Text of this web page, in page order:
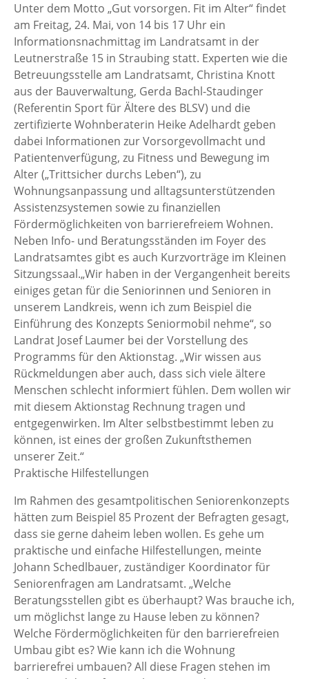
Unter dem Motto „Gut vorsorgen. Fit im Alter“ findet
am Freitag, 24. Mai, von 14 bis 17 Uhr ein
Informationsnachmittag im Landratsamt in der
Leutnerstraße 15 in Straubing statt. Experten wie die
Betreuungsstelle am Landratsamt, Christina Knott
aus der Bauverwaltung, Gerda Bachl-Staudinger
(Referentin Sport für Ältere des BLSV) und die
zertifizierte Wohnberaterin Heike Adelhardt geben
dabei Informationen zur Vorsorgevollmacht und
Patientenverfügung, zu Fitness und Bewegung im
Alter („Trittsicher durchs Leben“), zu
Wohnungsanpassung und alltagsunterstützenden
Assistenzsystemen sowie zu finanziellen
Fördermöglichkeiten von barrierefreiem Wohnen.
Neben Info- und Beratungsständen im Foyer des
Landratsamtes gibt es auch Kurzvorträge im Kleinen
Sitzungssaal.„Wir haben in der Vergangenheit bereits
einiges getan für die Seniorinnen und Senioren in
unserem Landkreis, wenn ich zum Beispiel die
Einführung des Konzepts Seniormobil nehme“, so
Landrat Josef Laumer bei der Vorstellung des
Programms für den Aktionstag. „Wir wissen aus
Rückmeldungen aber auch, dass sich viele ältere
Menschen schlecht informiert fühlen. Dem wollen wir
mit diesem Aktionstag Rechnung tragen und
entgegenwirken. Im Alter selbstbestimmt leben zu
können, ist eines der großen Zukunftsthemen
unserer Zeit.“
Praktische Hilfestellungen
Im Rahmen des gesamtpolitischen Seniorenkonzepts
hätten zum Beispiel 85 Prozent der Befragten gesagt,
dass sie gerne daheim leben wollen. Es gehe um
praktische und einfache Hilfestellungen, meinte
Johann Schedlbauer, zuständiger Koordinator für
Seniorenfragen am Landratsamt. „Welche
Beratungsstellen gibt es überhaupt? Was brauche ich,
um möglichst lange zu Hause leben zu können?
Welche Fördermöglichkeiten für den barrierefreien
Umbau gibt es? Wie kann ich die Wohnung
barrierefrei umbauen? All diese Fragen stehen im